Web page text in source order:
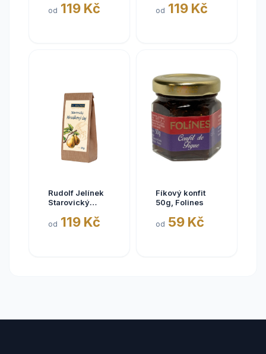
80g
od 119 Kč
80g
od 119 Kč
Rudolf Jelínek
Starovický
80g
od 119 Kč
Fíkový konfit
50g, Folines
od 59 Kč